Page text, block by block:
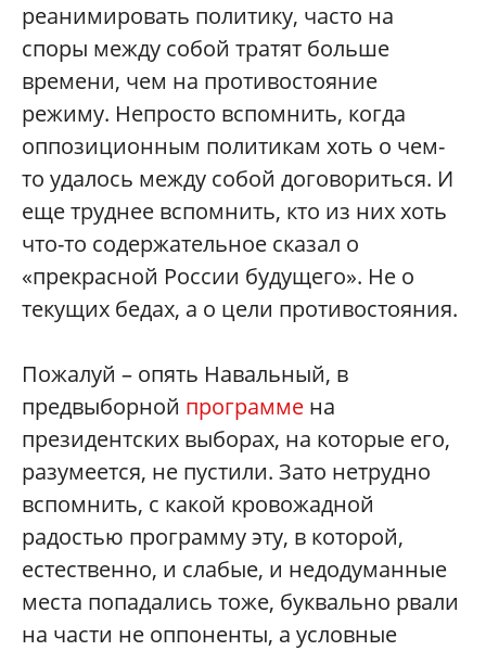
реанимировать политику, часто на
споры между собой тратят больше
времени, чем на противостояние
режиму. Непросто вспомнить, когда
оппозиционным политикам хоть о чем-
то удалось между собой договориться. И
еще труднее вспомнить, кто из них хоть
что-то содержательное сказал о
«прекрасной России будущего». Не о
текущих бедах, а о цели противостояния.
Пожалуй – опять Навальный, в
предвыборной программе на
президентских выборах, на которые его,
разумеется, не пустили. Зато нетрудно
вспомнить, с какой кровожадной
радостью программу эту, в которой,
естественно, и слабые, и недодуманные
места попадались тоже, буквально рвали
на части не оппоненты, а условные